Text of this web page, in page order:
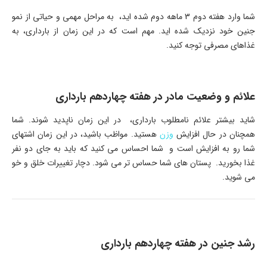
شما وارد هفته دوم 3 ماهه دوم شده اید، به مراحل مهمی و حیاتی از نمو
جنین خود نزدیک شده اید. مهم است که در این زمان از بارداری، به
غذاهای مصرفی توجه کنید.
علائم و وضعیت مادر در هفته چهاردهم بارداری
شاید بیشتر علائم نامطلوب بارداری، در این زمان ناپدید شوند. شما
همچنان در حال افزایش وزن هستید. مواظب باشید، در این زمان اشتهای
شما رو به افزایش است و شما احساس می کنید که باید به جای دو نفر
غذا بخورید. پستان های شما حساس تر می شود. دچار تغییرات خلق و خو
می شوید.
رشد جنین در هفته چهاردهم بارداری